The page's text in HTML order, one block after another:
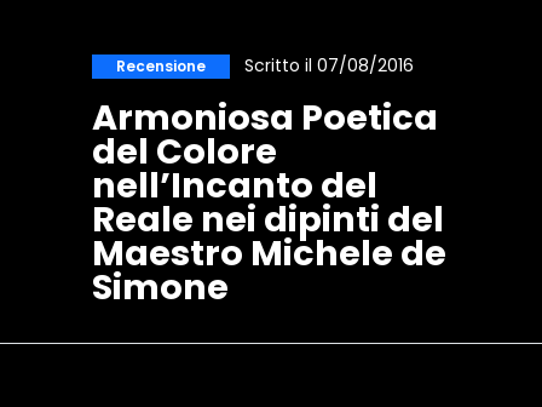
Recensione Scritto il 07/08/2016
Armoniosa Poetica
del Colore
nell’Incanto del
Reale nei dipinti del
Maestro Michele de
Simone